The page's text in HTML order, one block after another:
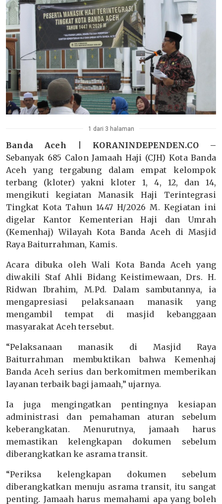
1 dari 3 halaman
Banda Aceh | KORANINDEPENDEN.CO –
Sebanyak 685 Calon Jamaah Haji (CJH) Kota Banda
Aceh yang tergabung dalam empat kelompok
terbang (kloter) yakni kloter 1, 4, 12, dan 14,
mengikuti kegiatan Manasik Haji Terintegrasi
Tingkat Kota Tahun 1447 H/2026 M. Kegiatan ini
digelar Kantor Kementerian Haji dan Umrah
(Kemenhaj) Wilayah Kota Banda Aceh di Masjid
Raya Baiturrahman, Kamis.
Acara dibuka oleh Wali Kota Banda Aceh yang
diwakili Staf Ahli Bidang Keistimewaan, Drs. H.
Ridwan Ibrahim, M.Pd. Dalam sambutannya, ia
mengapresiasi pelaksanaan manasik yang
mengambil tempat di masjid kebanggaan
masyarakat Aceh tersebut.
“Pelaksanaan manasik di Masjid Raya
Baiturrahman membuktikan bahwa Kemenhaj
Banda Aceh serius dan berkomitmen memberikan
layanan terbaik bagi jamaah,” ujarnya.
Ia juga mengingatkan pentingnya kesiapan
administrasi dan pemahaman aturan sebelum
keberangkatan. Menurutnya, jamaah harus
memastikan kelengkapan dokumen sebelum
diberangkatkan ke asrama transit.
“Periksa kelengkapan dokumen sebelum
diberangkatkan menuju asrama transit, itu sangat
penting. Jamaah harus memahami apa yang boleh